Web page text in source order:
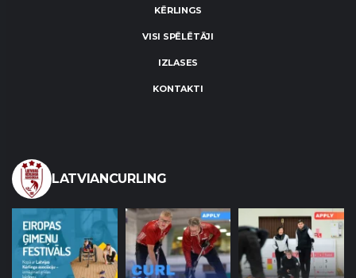
KĒRLINGS
VISI SPĒLĒTĀJI
IZLASES
KONTAKTI
LATVIANCURLING